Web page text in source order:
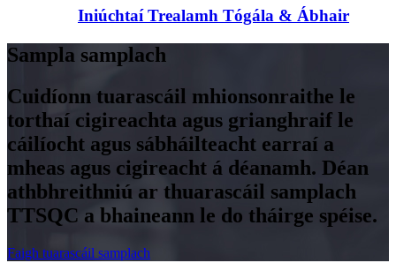
Iniúchtaí Trealamh Tógála & Ábhair
Sampla samplach
Cuidíonn tuarascáil mhionsonraithe le
torthaí cigireachta agus grianghraif le
cáilíocht agus sábháilteacht earraí a
mheas agus cigireacht á déanamh. Déan
athbhreithniú ar thuarascáil samplach
TTSQC a bhaineann le do tháirge spéise.
Faigh tuarascáil samplach